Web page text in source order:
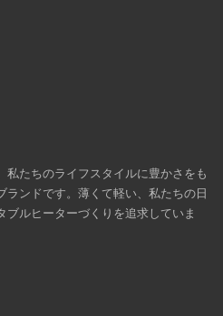
私たちのライフスタイルに豊かさをも
ランドです。薄くて軽い、私たちの日
ルヒーターづくりを追求していま